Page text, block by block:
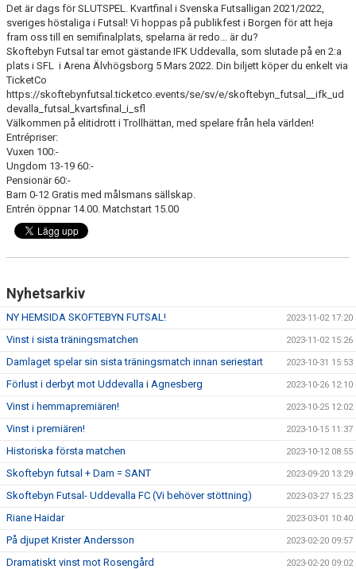
Det är dags för SLUTSPEL. Kvartfinal i Svenska Futsalligan 2021/2022,
sveriges höstaliga i Futsal! Vi hoppas på publikfest i Borgen för att heja
fram oss till en semifinalplats, spelarna är redo... är du?
Skoftebyn Futsal tar emot gästande IFK Uddevalla, som slutade på en 2:a
plats i SFL i Arena Älvhögsborg 5 Mars 2022. Din biljett köper du enkelt via
TicketCo
https://skoftebynfutsal.ticketco.events/se/sv/e/skoftebyn_futsal__ifk_ud
devalla_futsal_kvartsfinal_i_sfl
Välkommen på elitidrott i Trollhättan, med spelare från hela världen!
Entrépriser:
Vuxen 100:-
Ungdom 13-19 60:-
Pensionär 60:-
Barn 0-12 Gratis med målsmans sällskap.
Entrén öppnar 14.00. Matchstart 15.00
Nyhetsarkiv
NY HEMSIDA SKOFTEBYN FUTSAL! 2023-11-02 17:20
Vinst i sista träningsmatchen 2023-11-02 15:26
Damlaget spelar sin sista träningsmatch innan seriestart 2023-10-31 15:53
Förlust i derbyt mot Uddevalla i Agnesberg 2023-10-26 12:10
Vinst i hemmapremiären! 2023-10-25 12:02
Vinst i premiären! 2023-10-15 11:37
Historiska första matchen 2023-10-12 08:55
Skoftebyn futsal + Dam = SANT 2023-09-20 13:29
Skoftebyn Futsal- Uddevalla FC (Vi behöver stöttning) 2023-03-27 15:23
Riane Haidar 2023-03-01 10:40
På djupet Krister Andersson 2023-02-20 09:57
Dramatiskt vinst mot Rosengård 2023-02-20 09:02